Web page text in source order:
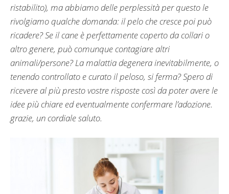
ristabilito), ma abbiamo delle perplessità per questo le
rivolgiamo qualche domanda: il pelo che cresce poi può
ricadere? Se il cane è perfettamente coperto da collari o
altro genere, può comunque contagiare altri
animali/persone? La malattia degenera inevitabilmente, o
tenendo controllato e curato il peloso, si ferma? Spero di
ricevere al più presto vostre risposte così da poter avere le
idee più chiare ed eventualmente confermare l’adozione.
grazie, un cordiale saluto.